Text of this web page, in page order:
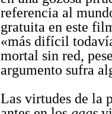
referencia al
gratuita en este
«más difícil
mortal sin red,
argumento sufra
Las virtudes de la